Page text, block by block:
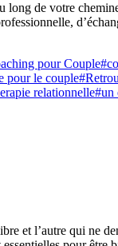
de votre
pour Couple
pour le couple
relationnelle#un
et l’autre qui ne